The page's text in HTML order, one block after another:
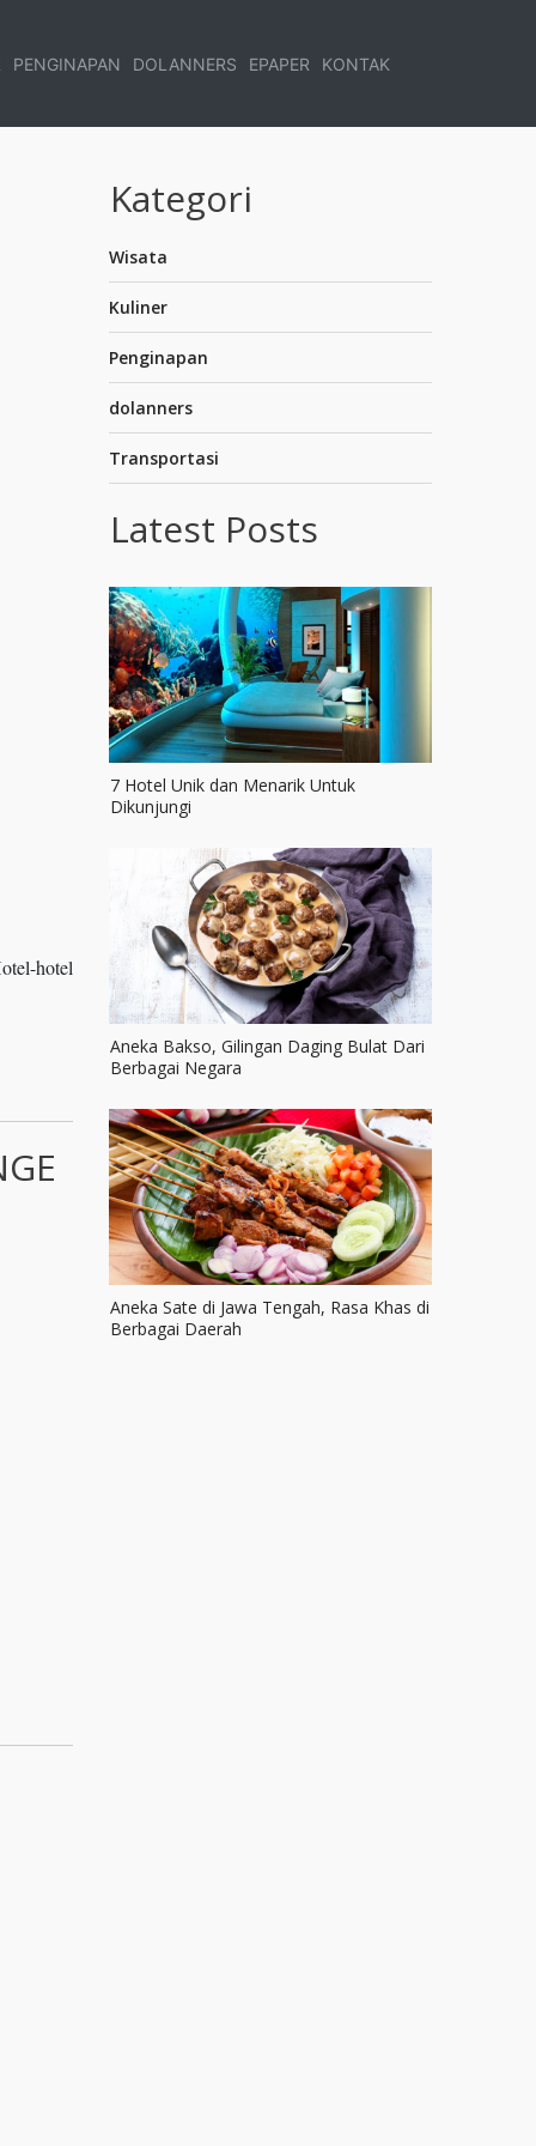
PENGINAPAN DOLANNERS EPAPER KONTAK
hotel
Kategori
Wisata
Kuliner
Penginapan
dolanners
Transportasi
Latest Posts
7 Hotel Unik dan Menarik Untuk
Dikunjungi
Aneka Bakso, Gilingan Daging Bulat Dari
Berbagai Negara
Aneka Sate di Jawa Tengah, Rasa Khas di
Berbagai Daerah